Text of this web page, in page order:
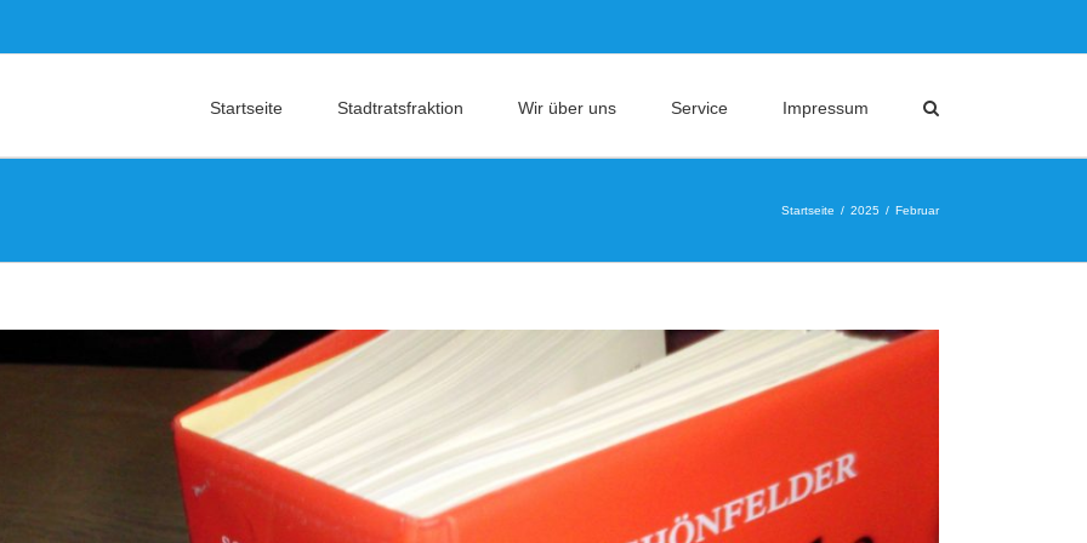
Startseite Stadtratsfraktion Wir über uns Service Impressum
Startseite 2025 Februar